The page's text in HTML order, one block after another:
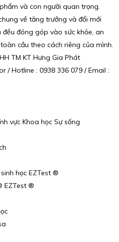
và con người quan trọng.
về tăng trưởng và đổi mới
đóng góp vào sức khỏe, an
cầu theo cách riêng của mình.
TM KT Hưng Gia Phát
/ Hotline : 0938 336 079 / Email :
vực Khoa học Sự sống
học EZTest ®
EZTest ®